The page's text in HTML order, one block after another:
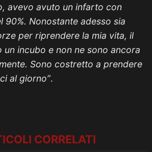
avevo avuto un infarto con
90%. Nonostante adesso sia
per riprendere la mia vita, il
incubo e non ne sono ancora
Sono costretto a prendere
al giorno”.
CORRELATI